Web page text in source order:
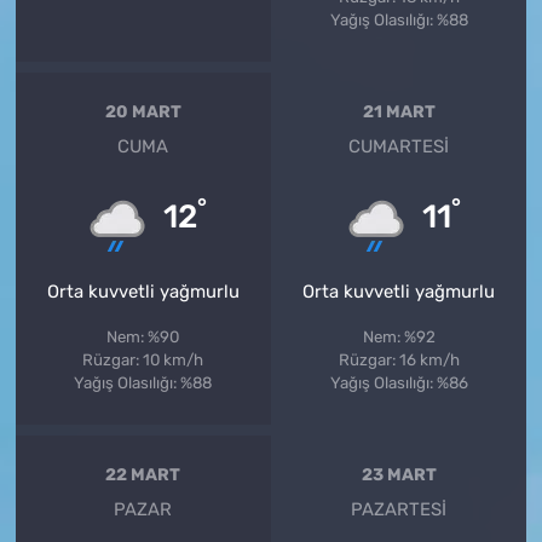
Yağış Olasılığı: %88
20 MART
CUMA
12°
Orta kuvvetli yağmurlu
Nem: %90
Rüzgar: 10 km/h
Yağış Olasılığı: %88
21 MART
CUMARTESI
11°
Orta kuvvetli yağmurlu
Nem: %92
Rüzgar: 16 km/h
Yağış Olasılığı: %86
22 MART
PAZAR
23 MART
PAZARTESI